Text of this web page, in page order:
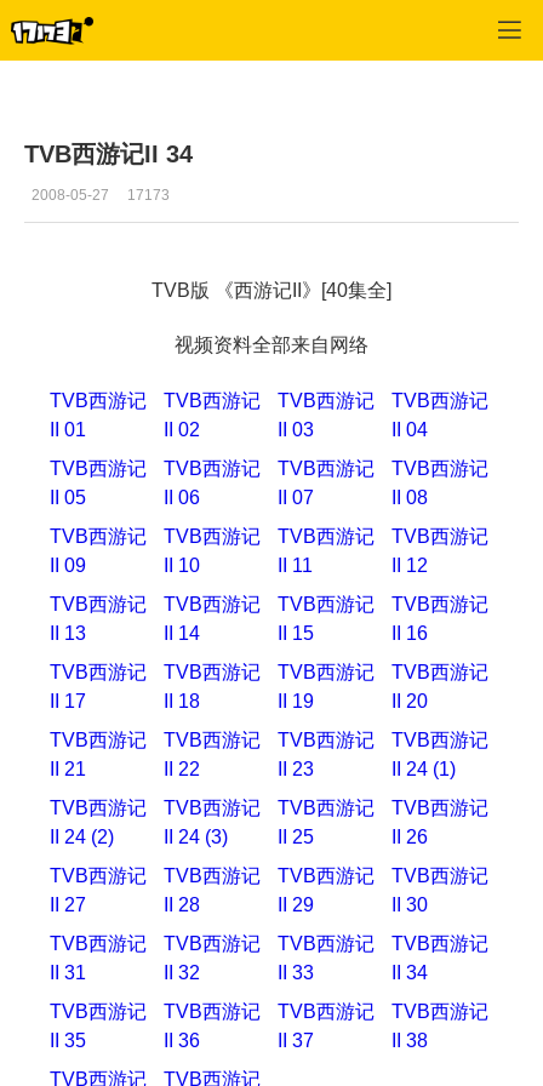
TVB西游记II 34
2008-05-27 17173
TVB版 《西游记II》[40集全]
视频资料全部来自网络
TVB西游记
II 01
TVB西游记
II 02
TVB西游记
II 03
TVB西游记
II 04
TVB西游记
II 05
TVB西游记
II 06
TVB西游记
II 07
TVB西游记
II 08
TVB西游记
II 09
TVB西游记
II 10
TVB西游记
II 11
TVB西游记
II 12
TVB西游记
II 13
TVB西游记
II 14
TVB西游记
II 15
TVB西游记
II 16
TVB西游记
II 17
TVB西游记
II 18
TVB西游记
II 19
TVB西游记
II 20
TVB西游记
II 21
TVB西游记
II 22
TVB西游记
II 23
TVB西游记
II 24 (1)
TVB西游记
II 24 (2)
TVB西游记
II 24 (3)
TVB西游记
II 25
TVB西游记
II 26
TVB西游记
II 27
TVB西游记
II 28
TVB西游记
II 29
TVB西游记
II 30
TVB西游记
II 31
TVB西游记
II 32
TVB西游记
II 33
TVB西游记
II 34
TVB西游记
II 35
TVB西游记
II 36
TVB西游记
II 37
TVB西游记
II 38
TVB西游记
TVB西游记